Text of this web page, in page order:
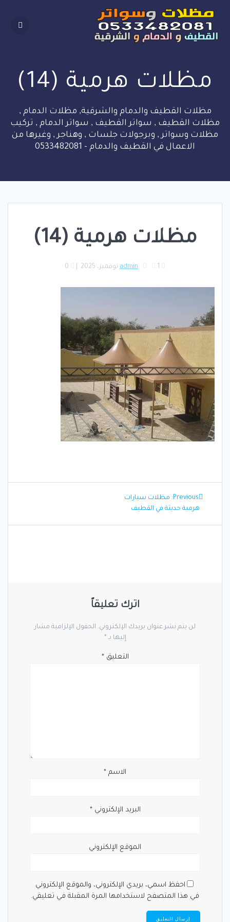
to
content
مظلات هرمية (14)
مظلات القطيف والدمام والشرقية, مظلات الدمام ,
مظلات القطيف , سواتر القطيف , سواتر الدمام , تركيب
مظلات وسواتر , وبرجولات جلسات , وهناجر , وغيرها من
الاعمال في القطيف والدمام - 0533482081
مظلات هرمية (14)
admin 1 نوفمبر، 2025 0
تصفّح
المقالات
Previous:
Previous
post:
مظلات سيارات
هرمية حديثة في القطيف
اترك تعليقاً
لن يتم نشر عنوان بريدك الإلكتروني. الحقول الإلزامية مشار
إليها بـ *
التعليق*
الاسم *
البريد الإلكتروني*
الموقع الإلكتروني
احفظ اسمي، بريدي الإلكتروني، والموقع الإلكتروني
في هذا المتصفح لاستخدامها المرة المقبلة في تعليقي.